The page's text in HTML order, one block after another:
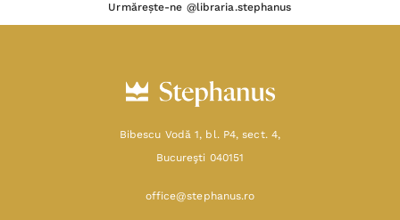
Urmărește-ne @libraria.stephanus
Bibescu Vodă 1, bl. P4, sect. 4,
Bucureşti 040151
office@stephanus.ro